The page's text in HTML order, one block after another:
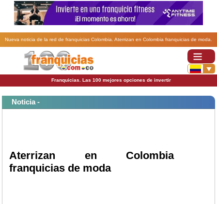
Nueva noticia de la red de franquicias Colombia. Aterrizan en Colombia franquicias de moda.
Franquicias. Las 100 mejores opciones de invertir
Noticia -
Aterrizan en Colombia
franquicias de moda